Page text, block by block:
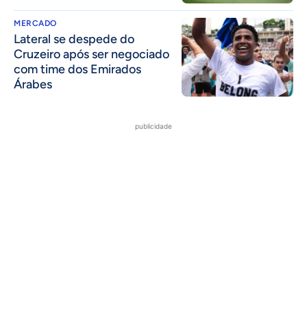
MERCADO
Lateral se despede do
Cruzeiro após ser negociado
com time dos Emirados
Árabes
publicidade